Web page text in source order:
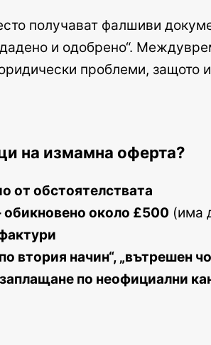
получават фалшиви
и одобрено“.
проблеми, защото
на измамна оферта?
от обстоятелствата
обикновено около £500 (има
втория начин“, „вътрешен
по неофициални